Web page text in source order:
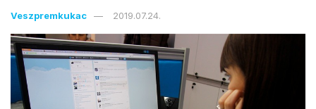
Veszpremkukac 2019.07.24.